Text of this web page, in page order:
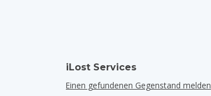
iLost Services
Einen gefundenen Gegenstand melden